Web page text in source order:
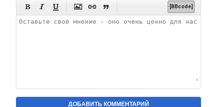
      [BBcode]